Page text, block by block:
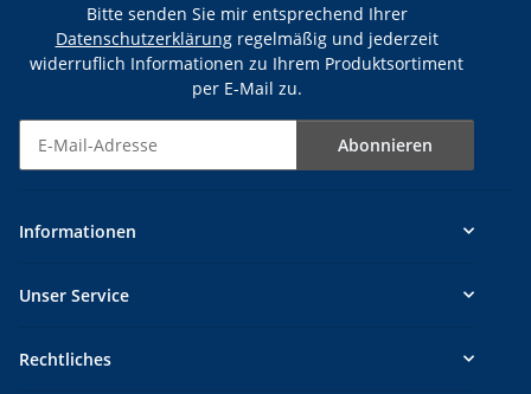
Bitte senden Sie mir entsprechend Ihrer
Datenschutzerklärungregelmäßig und jederzeit
widerruflich Informationen zu Ihrem Produktsortiment
per E-Mail zu.
Abonnieren
Informationen
Unser Service
Rechtliches